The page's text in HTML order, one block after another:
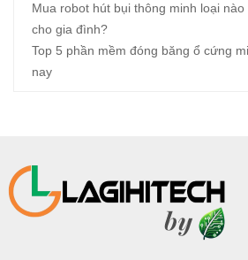
Mua robot hút bụi thông minh loại
cho gia đình?
Top 5 phần mềm đóng băng ổ cứng
nay